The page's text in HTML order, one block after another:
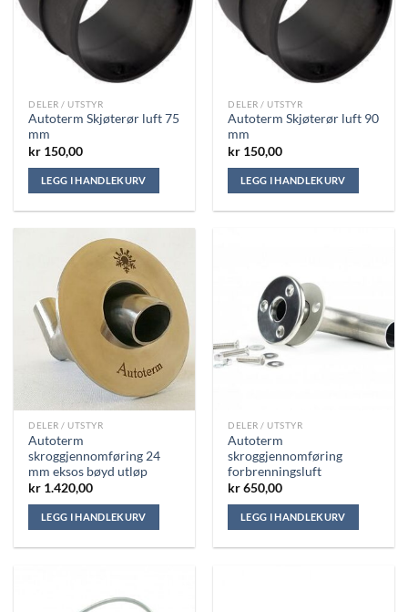
DELER / UTSTYR
Autoterm Skjøterør luft 75
mm
kr 150,00
LEGG I HANDLEKURV
DELER / UTSTYR
Autoterm Skjøterør luft 90
mm
kr 150,00
LEGG I HANDLEKURV
DELER / UTSTYR
Autoterm
skroggjennomføring 24
mm eksos bøyd utløp
kr 1.420,00
LEGG I HANDLEKURV
DELER / UTSTYR
Autoterm
skroggjennomføring
forbrenningsluft
kr650,00
LEGG I HANDLEKURV